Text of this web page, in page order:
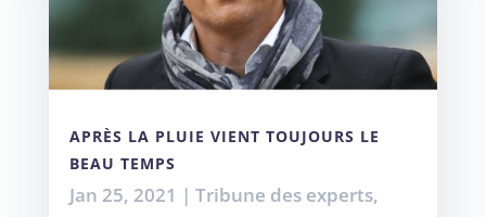
APRÈS LA PLUIE VIENT TOUJOURS LE
BEAU TEMPS
Jan 25, 2021 | Tribune des experts,